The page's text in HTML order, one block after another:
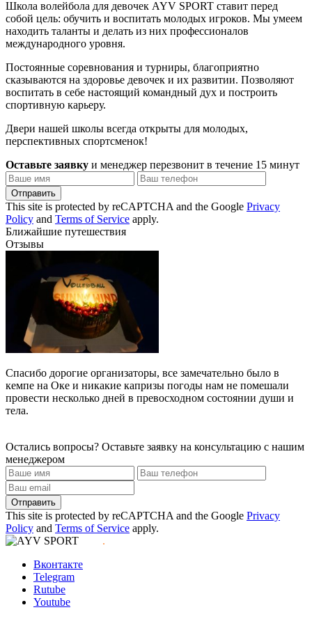
Школа волейбола для девочек AYV SPORT ставит перед
собой цель: обучить и воспитать молодых игроков. Мы умеем
находить таланты и делать из них профессионалов
международного уровня.
Постоянные соревнования и турниры, благоприятно
сказываются на здоровье девочек и их развитии. Позволяют
воспитать в себе настоящий командный дух и построить
спортивную карьеру.
Двери нашей школы всегда открыты для молодых,
перспективных спортсменок!
Оставьте заявку и менеджер перезвонит в течение 15 минут
Отправить
This site is protected by reCAPTCHA and the Google Privacy
Policy and Terms of Service apply.
Ближайшие путешествия
Отзывы
Спасибо дорогие организаторы, все замечательно было в
кемпе на Оке и никакие капризы погоды нам не помешали
провести несколько дней в превосходном состоянии души и
тела.
Остались вопросы? Оставьте заявку на консультацию с нашим
менеджером
Отправить
This site is protected by reCAPTCHA and the Google Privacy
Policy and Terms of Service apply.
.
Вконтакте
Telegram
Rutube
Youtube